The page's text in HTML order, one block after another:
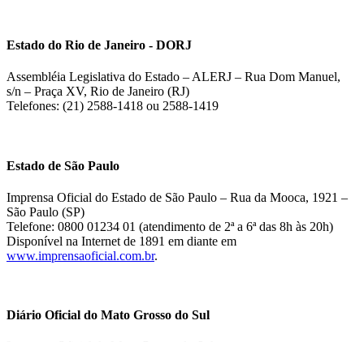
Estado do Rio de Janeiro - DORJ
Assembléia Legislativa do Estado – ALERJ – Rua Dom Manuel,
s/n – Praça XV, Rio de Janeiro (RJ)
Telefones: (21) 2588-1418 ou 2588-1419
Estado de São Paulo
Imprensa Oficial do Estado de São Paulo – Rua da Mooca, 1921 –
São Paulo (SP)
Telefone: 0800 01234 01 (atendimento de 2ª a 6ª das 8h às 20h)
Disponível na Internet de 1891 em diante em
www.imprensaoficial.com.br.
Diário Oficial do Mato Grosso do Sul